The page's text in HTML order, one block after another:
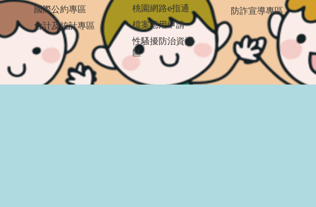
國際公約專區
會計及統計專區
桃園網路e指通
檔案應用申請
性騷擾防治資源
區
防詐宣導專區